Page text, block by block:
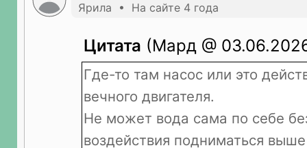
Ярила • На сайте 4 года
Цитата (Мард @
Где-то там насос или это
вечного двигателя.
Не может вода сама по себе
воздействия подниматься